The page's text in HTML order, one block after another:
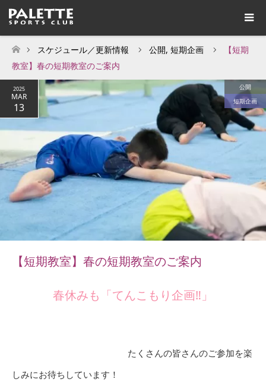
ホーム
スケジュール／更新情報 公開, 短期企画
【短期
教室】春の短期教室のご案内
2025
MAR
13
公開
短期企画
【短期教室】春の短期教室のご案内
春休みも「てんこもり企画‼」
たくさんの皆さんのご参加を楽
しみにお待ちしています！